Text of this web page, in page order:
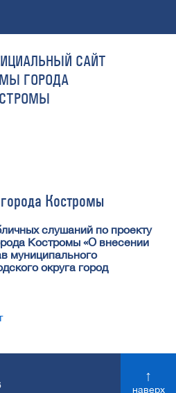
САЙТ
ГОРОДА
Костромы
слушаний по проекту
Костромы «О внесении
муниципального
округа город
↑
наверх